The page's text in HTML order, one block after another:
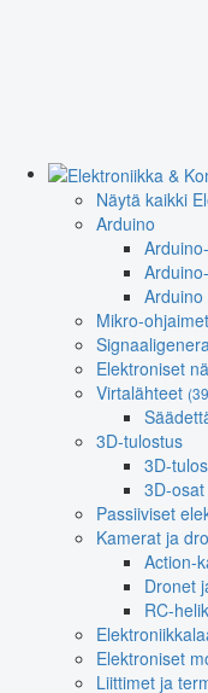
Näytä kaikki
Arduino
Mikro-
Elektroniset
Virtalähteet
3D-tulostus
3D-
3D-
Passiiviset
Kamerat ja
Action-
Dronet
RC-
Elektroniset
Liittimet ja